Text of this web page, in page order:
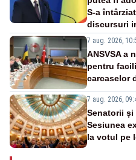
S-a
discursuri
7 aug. 2026,
ANSVSA a
pentru
carcaselor
7 aug. 2026,
Senatorii și
Sesiunea
la votul pe